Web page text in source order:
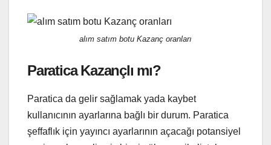
alım satım botu Kazanç oranları
Paratica Kazançlı mı?
Paratica da gelir sağlamak yada kaybet
kullanıcının ayarlarına bağlı bir durum. Paratica
şeffaflık için yayıncı ayarlarının açacağı potansiyel